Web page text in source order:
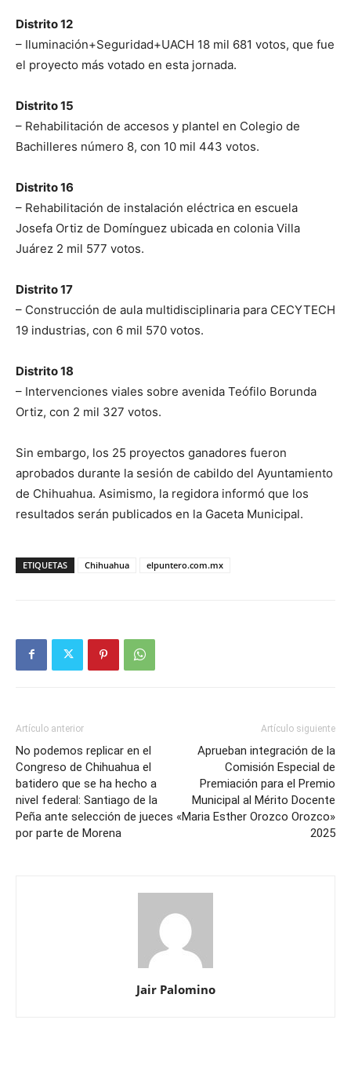
Distrito 12
– Iluminación+Seguridad+UACH 18 mil 681 votos, que fue
el proyecto más votado en esta jornada.
Distrito 15
– Rehabilitación de accesos y plantel en Colegio de
Bachilleres número 8, con 10 mil 443 votos.
Distrito 16
– Rehabilitación de instalación eléctrica en escuela
Josefa Ortiz de Domínguez ubicada en colonia Villa
Juárez 2 mil 577 votos.
Distrito 17
– Construcción de aula multidisciplinaria para CECYTECH
19 industrias, con 6 mil 570 votos.
Distrito 18
– Intervenciones viales sobre avenida Teófilo Borunda
Ortiz, con 2 mil 327 votos.
Sin embargo, los 25 proyectos ganadores fueron
aprobados durante la sesión de cabildo del Ayuntamiento
de Chihuahua. Asimismo, la regidora informó que los
resultados serán publicados en la Gaceta Municipal.
ETIQUETAS Chihuahua elpuntero.com.mx
Artículo anterior
No podemos replicar en el
Congreso de Chihuahua el
batidero que se ha hecho a
nivel federal: Santiago de la
Peña ante selección de jueces
por parte de Morena
Artículo siguiente
Aprueban integración de la
Comisión Especial de
Premiación para el Premio
Municipal al Mérito Docente
«Maria Esther Orozco Orozco»
2025
Jair Palomino